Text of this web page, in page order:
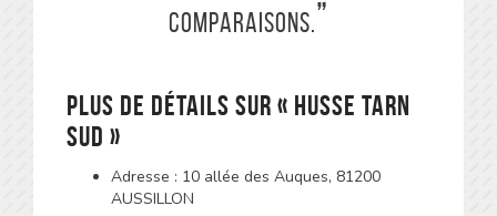
comparaisons.
Plus de détails sur « Husse Tarn
Sud »
Adresse : 10 allée des Auques, 81200
AUSSILLON